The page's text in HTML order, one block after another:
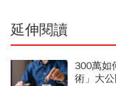
延伸閱讀
300萬如
術」大